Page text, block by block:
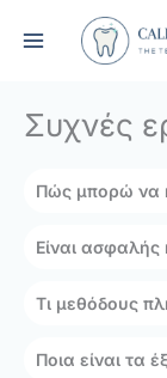
Συχνές
Πώς μπορώ να
Είναι
Τι μεθόδους
Ποια είναι τα